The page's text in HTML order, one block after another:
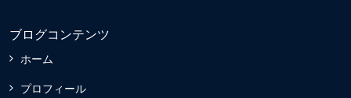
ブログコンテンツ
ホーム
プロフィール